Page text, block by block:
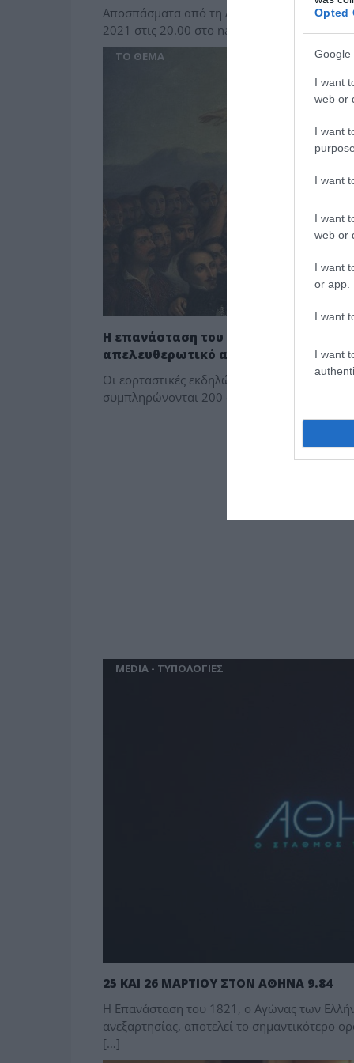
Opted
Google
I want
web or
I want
I want
I want
web or
I want
or app.
I want
I want
Αποσπάσματα από τη Δέσπω και τους
2021 στις 20.00 στο nationalopera.gr, στο
ΤΟ ΘΕΜΑ
Η επανάσταση του 1821 και ο ρόλος
απελευθερωτικό αγώνα
Οι εορταστικές εκδηλώσεις για την
συμπληρώνονται 200 συναπτά έτη...
MEDIA - ΤΥΠΟΛΟΓΙΕΣ
25 ΚΑΙ 26 ΜΑΡΤΙΟΥ ΣΤΟΝ ΑΘΗΝΑ 9.84
Η Επανάσταση του 1821, ο Αγώνας των
ανεξαρτησίας, αποτελεί το σημαντικότερο
[…]